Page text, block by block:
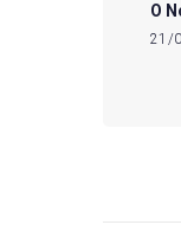
O
21/